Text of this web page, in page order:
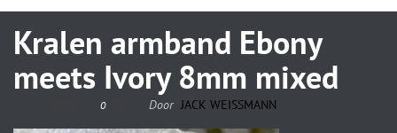
Kralen armband Ebony
meets Ivory 8mm mixed
0 Door JACK WEISSMANN